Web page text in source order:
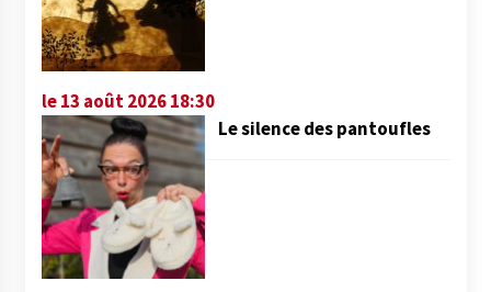
le 13 août 2026 18:30
Le silence des pantoufles